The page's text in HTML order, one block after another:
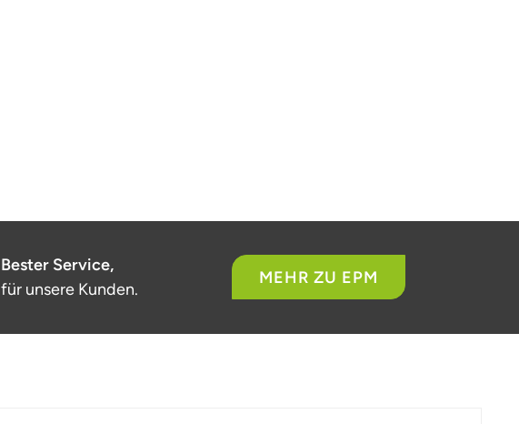
Bester Service,
für unsere Kunden.
MEHR ZU EPM